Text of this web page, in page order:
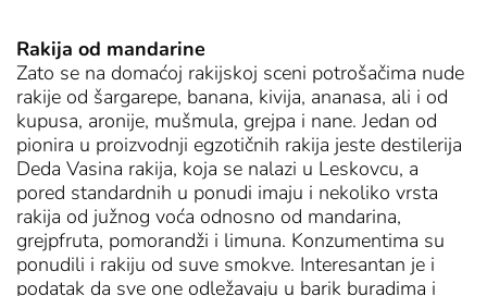
Rakija od mandarine
Zato se na domaćoj rakijskoj sceni potrošačima nude
rakije od šargarepe, banana, kivija, ananasa, ali i od
kupusa, aronije, mušmula, grejpa i nane. Jedan od
pionira u proizvodnji egzotičnih rakija jeste destilerija
Deda Vasina rakija, koja se nalazi u Leskovcu, a
pored standardnih u ponudi imaju i nekoliko vrsta
rakija od južnog voća odnosno od mandarina,
grejpfruta, pomorandži i limuna. Konzumentima su
ponudili i rakiju od suve smokve. Interesantan je i
podatak da sve one odležavaju u barik buradima i